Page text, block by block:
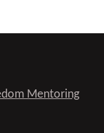
Mentoring